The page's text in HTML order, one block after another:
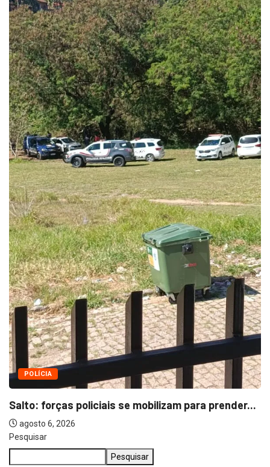
SAÚDE
Multivacinação de Salto vai até 31 de...
agosto 5, 2026
Pesquisar
Pesquisar